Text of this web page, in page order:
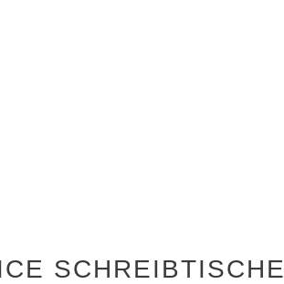
SCHREIBTISCHE